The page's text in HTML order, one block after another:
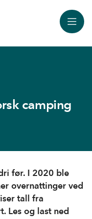
Meny
camping
før. I 2020 ble
overnattinger ved
tall fra
Les og last ned